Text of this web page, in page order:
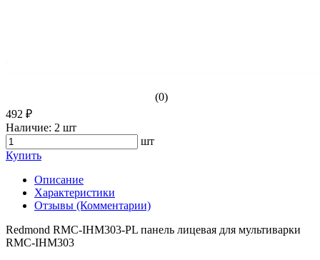
(0)
492 ₽
Наличие: 2 шт
шт
Купить
Описание
Характеристики
Отзывы (Комментарии)
Redmond RMC-IHM303-PL панель лицевая для мультиварки
RMC-IHМ303